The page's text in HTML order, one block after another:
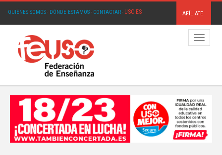
QUIÉNES SOMOS· DÓNDE ESTAMOS· CONTACTAR· USO.ES AFÍLIATE
Menú